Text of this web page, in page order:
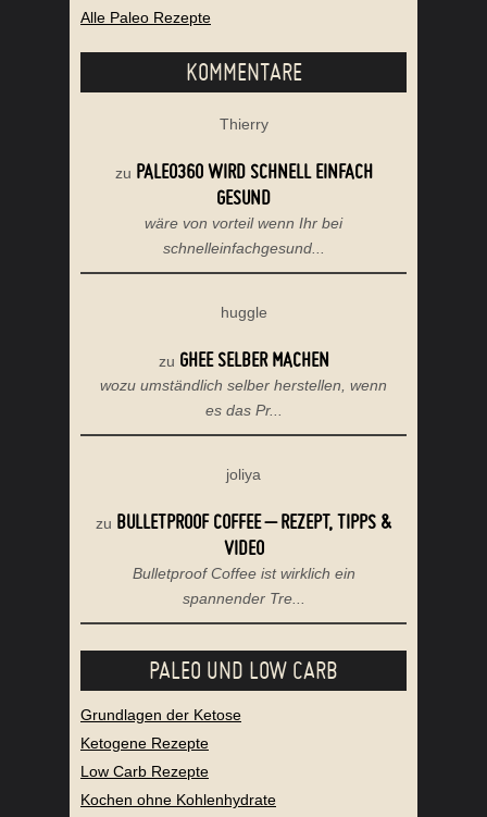
Alle Paleo Rezepte
KOMMENTARE
Thierry
zu PALEO360 WIRD SCHNELL EINFACH
GESUND
wäre von vorteil wenn Ihr bei
schnelleinfachgesund...
huggle
zu GHEE SELBER MACHEN
wozu umständlich selber herstellen, wenn
es das Pr...
joliya
zu BULLETPROOF COFFEE – REZEPT, TIPPS &
VIDEO
Bulletproof Coffee ist wirklich ein
spannender Tre...
PALEO UND LOW CARB
Grundlagen der Ketose
Ketogene Rezepte
Low Carb Rezepte
Kochen ohne Kohlenhydrate